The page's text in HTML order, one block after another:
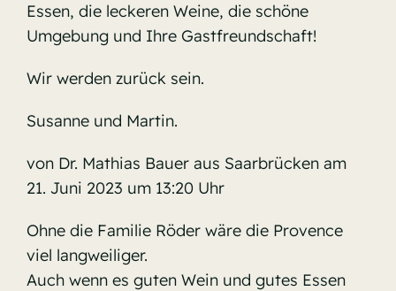
Essen, die leckeren Weine, die schöne
Umgebung und Ihre Gastfreundschaft!
Wir werden zurück sein.
Susanne und Martin.
von Dr. Mathias Bauer aus Saarbrücken am
21. Juni 2023 um 13:20 Uhr
Ohne die Familie Röder wäre die Provence
viel langweiliger.
Auch wenn es guten Wein und gutes Essen